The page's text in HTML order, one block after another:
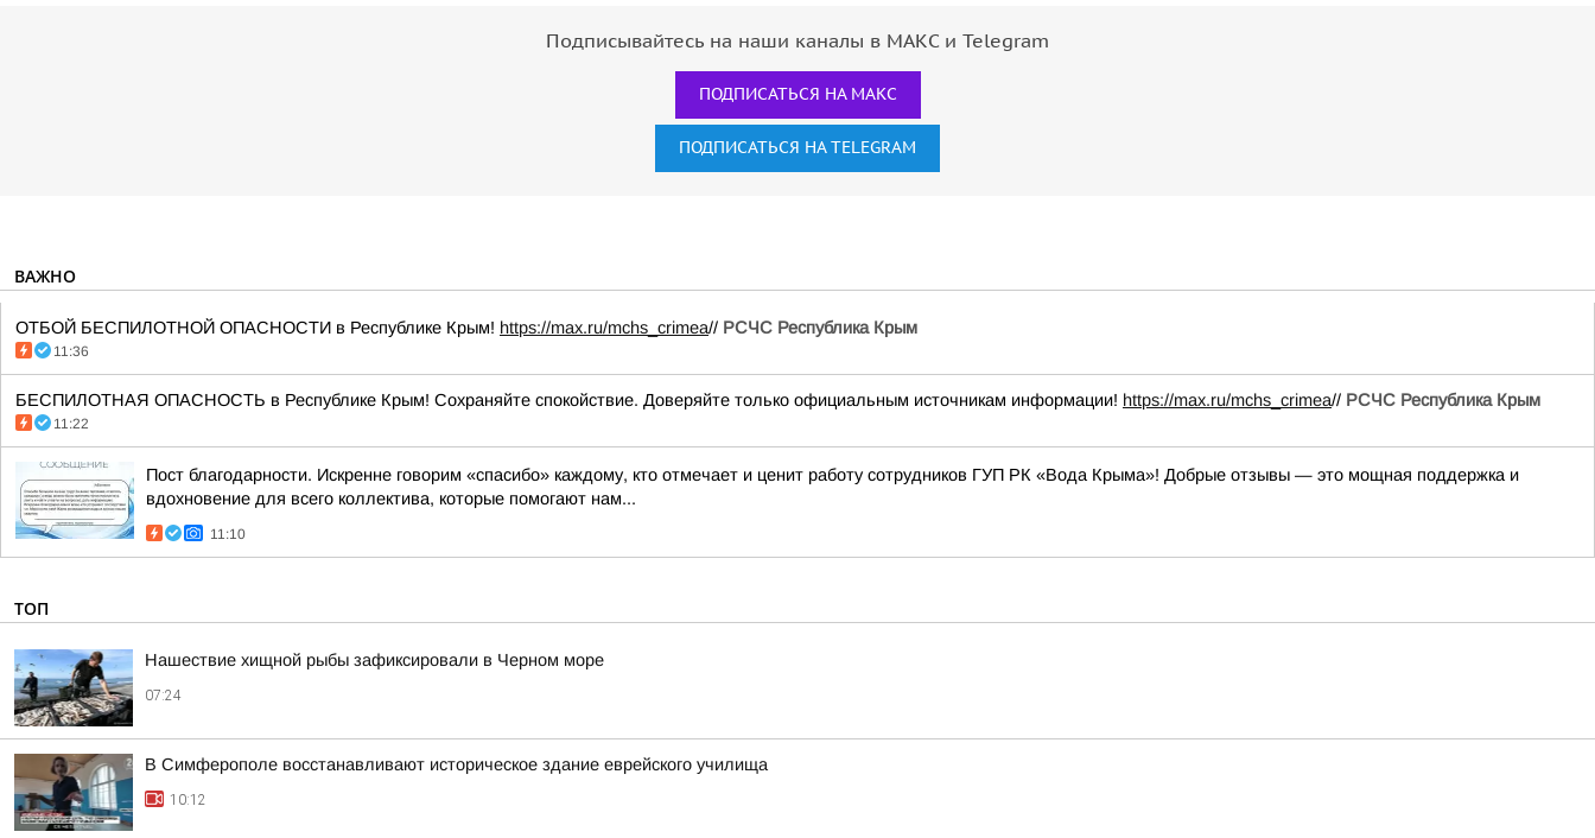
Подписывайтесь на наши каналы в МАКС и Telegram
ПОДПИСАТЬСЯ НА МАКС
ПОДПИСАТЬСЯ НА TELEGRAM
ВАЖНО
ОТБОЙ БЕСПИЛОТНОЙ ОПАСНОСТИ в Республике Крым! https://max.ru/mchs_crimea// РСЧС Республика Крым
11:36
БЕСПИЛОТНАЯ ОПАСНОСТЬ в Республике Крым! Сохраняйте спокойствие. Доверяйте только официальным источникам информации! https://max.ru/mchs_crimea// РСЧС Республика Крым
11:22
Пост благодарности. Искренне говорим «спасибо» каждому, кто отмечает и ценит работу сотрудников ГУП РК «Вода Крыма»! Добрые отзывы — это мощная поддержка и
вдохновение для всего коллектива, которые помогают нам...
11:10
ТОП
Нашествие хищной рыбы зафиксировали в Черном море
07:24
В Симферополе восстанавливают историческое здание еврейского училища
10:12